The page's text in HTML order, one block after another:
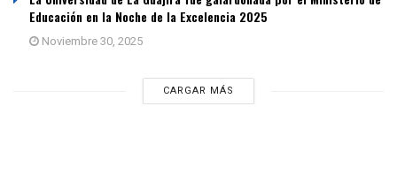
Educación en la Noche de la Excelencia 2025
Noviembre 30, 2025
CARGAR MÁS